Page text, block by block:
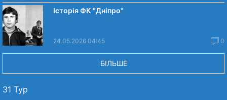
Історія ФК "Дніпро"
24.05.2026 04:45 0
БІЛЬШЕ
31 Тур